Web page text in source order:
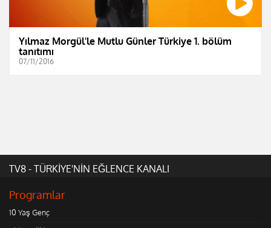
Yılmaz Morgül'le Mutlu Günler Türkiye 1. bölüm
tanıtımı
07/11/2016
TV8 - TÜRKİYE'NİN EĞLENCE KANALI
Programlar
10 Yaş Genç